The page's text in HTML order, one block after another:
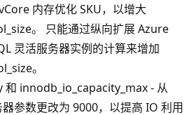
内存优化 SKU，以增大
。 只能通过纵向扩展 Azure
灵活服务器实例的计算来增加
。
innodb_io_capacity_max - 从
参数更改为 9000，以提高 IO 利用